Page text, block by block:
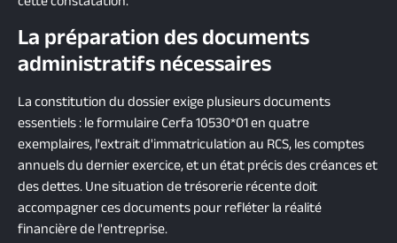
La préparation des documents
administratifs nécessaires
La constitution du dossier exige plusieurs documents
essentiels : le formulaire Cerfa 10530*01 en quatre
exemplaires, l'extrait d'immatriculation au RCS, les comptes
annuels du dernier exercice, et un état précis des créances et
des dettes. Une situation de trésorerie récente doit
accompagner ces documents pour refléter la réalité
financière de l'entreprise.